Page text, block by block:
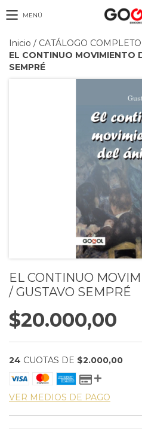
MENÚ
Inicio / CATÁLOGO COMPLETO
EL CONTINUO MOVIMIENTO
SEMPRÉ
EL CONTINUO
/ GUSTAVO SEMPRÉ
$20.000,00
24 CUOTAS DE $2.000,00
VER MEDIOS DE PAGO